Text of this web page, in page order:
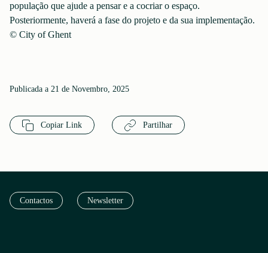
população que ajude a pensar e a cocriar o espaço.
Posteriormente, haverá a fase do projeto e da sua implementação.
© City of Ghent
Publicada a 21 de Novembro, 2025
Copiar Link Partilhar
Contactos Newsletter